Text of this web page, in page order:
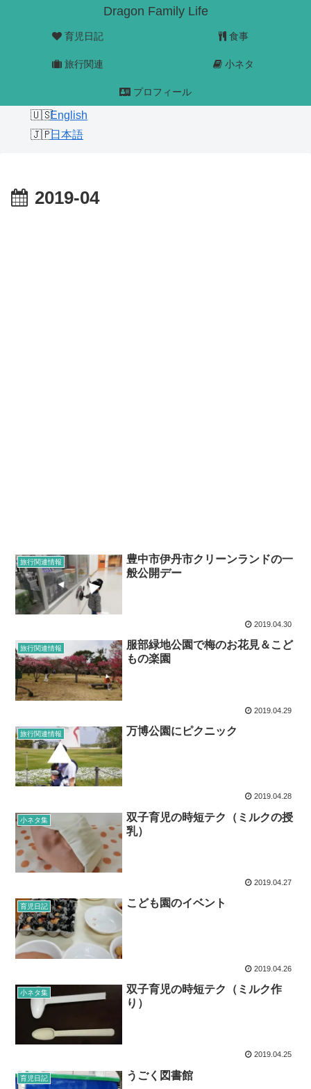
Dragon Family Life
育児日記 食事
旅行関連 小ネタ
プロフィール
English
日本語
2019-04
旅行関連情報
豊中市伊丹市クリーンランドの一
般公開デー
2019.04.30
旅行関連情報
服部緑地公園で梅のお花見＆こど
もの楽園
2019.04.29
旅行関連情報 万博公園にピクニック
2019.04.28
小ネタ集
双子育児の時短テク（ミルクの授
乳）
2019.04.27
育児日記 こども園のイベント
2019.04.26
小ネタ集
双子育児の時短テク（ミルク作
り）
2019.04.25
育児日記 うごく図書館